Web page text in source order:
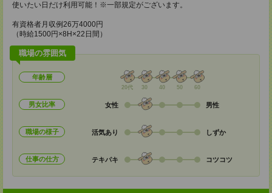
使いたい日だけ利用可能！※一部規定がございます。
有資格者月収例26万4000円
（時給1500円×8H×22日間）
職場の雰囲気
年齢層
20代 30 40 50 60
男女比率 女性 男性
職場の様子 活気あり しずか
仕事の仕方 テキパキ コツコツ